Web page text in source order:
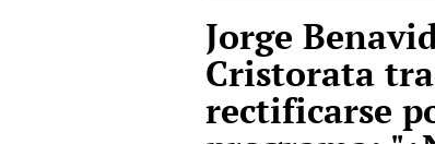
Jorge
Cristorata
rectificarse